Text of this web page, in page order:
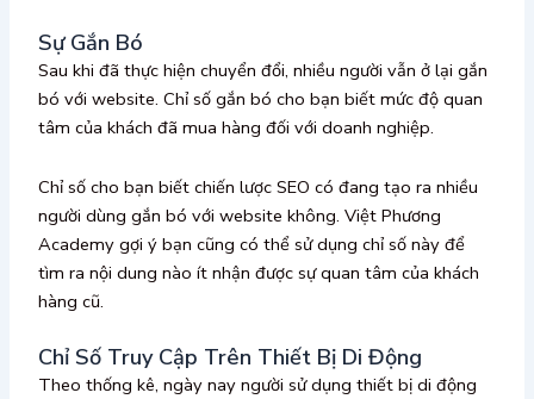
Sự Gắn Bó
Sau khi đã thực hiện chuyển đổi, nhiều người vẫn ở lại gắn
bó với website. Chỉ số gắn bó cho bạn biết mức độ quan
tâm của khách đã mua hàng đối với doanh nghiệp.
Chỉ số cho bạn biết chiến lược SEO có đang tạo ra nhiều
người dùng gắn bó với website không. Việt Phương
Academy gợi ý bạn cũng có thể sử dụng chỉ số này để
tìm ra nội dung nào ít nhận được sự quan tâm của khách
hàng cũ.
Chỉ Số Truy Cập Trên Thiết Bị Di Động
Theo thống kê, ngày nay người sử dụng thiết bị di động